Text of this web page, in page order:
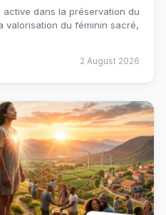
dans la préservation du
valorisation du féminin sacré,
2 August 2026